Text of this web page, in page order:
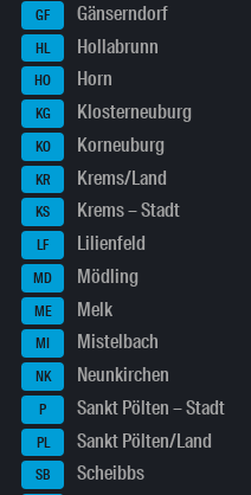
GF Gänserndorf
HL Hollabrunn
HO Horn
KG Klosterneuburg
KO Korneuburg
KR Krems/Land
KS Krems – Stadt
LF Lilienfeld
MD Mödling
ME Melk
MI Mistelbach
NK Neunkirchen
P Sankt Pölten – Stadt
PL Sankt Pölten/Land
SB Scheibbs